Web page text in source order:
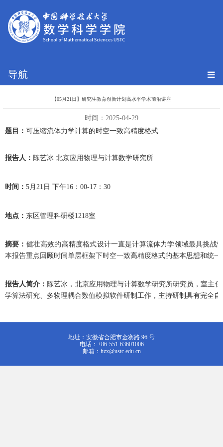
导航
【05月21日】研究生教育创新计划高水平学术前沿讲座
时间：2025-04-29
题目： 可压缩流体力学计算的时空一致高精度格式
报告人： 陈艺冰 北京应用物理与计算数学研究所
时间： 5月21日 下午16：00-17：30
地点： 东区管理科研楼1218室
摘要： 健壮高效的高精度格式设计一直是计算流体力学领域最具挑战
本报告重点回顾时间单层框架下时空一致高精度格式的基本思想和统
报告人简介： 陈艺冰，北京应用物理与计算数学研究所研究员，室主
学算法研究、多物理耦合数值模拟软件研制工作，主持研制具有完全
地址：安徽省合肥市金寨路 96 号
电话：+86-551-63601006
邮箱：hzx@ustc.edu.cn